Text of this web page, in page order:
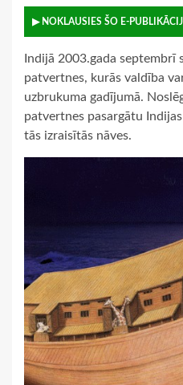
▶ NOKLAUSIES ŠO E-
Indijā 2003.gada septembrī
patvertnes, kurās valdība
uzbrukuma gadījumā.
patvertnes pasargātu
tās izraisītās nāves.